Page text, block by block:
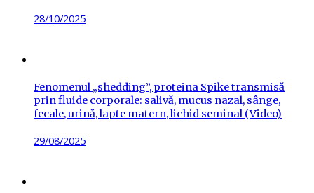
Posted
28/10/2025
Fenomenul „shedding”, proteina Spike transmisă
prin fluide corporale: salivă, mucus nazal, sânge,
fecale, urină, lapte matern, lichid seminal (Video)
Posted
29/08/2025